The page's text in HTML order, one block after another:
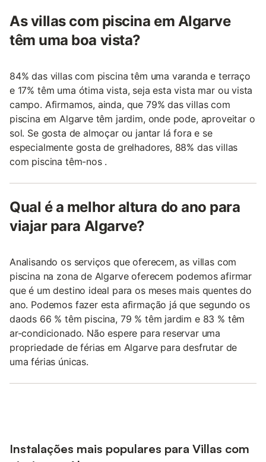
As villas com piscina em Algarve
têm uma boa vista?
84% das villas com piscina têm uma varanda e terraço
e 17% têm uma ótima vista, seja esta vista mar ou vista
campo. Afirmamos, ainda, que 79% das villas com
piscina em Algarve têm jardim, onde pode, aproveitar o
sol. Se gosta de almoçar ou jantar lá fora e se
especialmente gosta de grelhadores, 88% das villas
com piscina têm-nos .
Qual é a melhor altura do ano para
viajar para Algarve?
Analisando os serviços que oferecem, as villas com
piscina na zona de Algarve oferecem podemos afirmar
que é um destino ideal para os meses mais quentes do
ano. Podemos fazer esta afirmação já que segundo os
daods 66 % têm piscina, 79 % têm jardim e 83 % têm
ar-condicionado. Não espere para reservar uma
propriedade de férias em Algarve para desfrutar de
uma férias únicas.
Instalações mais populares para Villas com